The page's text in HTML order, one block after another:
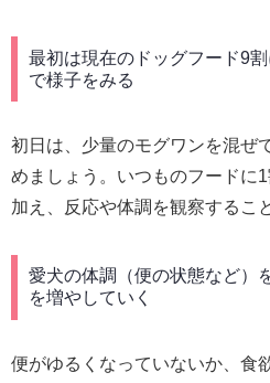
最初は現在のドッグフード9
で様子をみる
初日は、少量のモグワンを混ぜ
めましょう。いつものフードに
加え、反応や体調を観察するこ
愛犬の体調（便の状態など）
を増やしていく
便がゆるくなっていないか、食